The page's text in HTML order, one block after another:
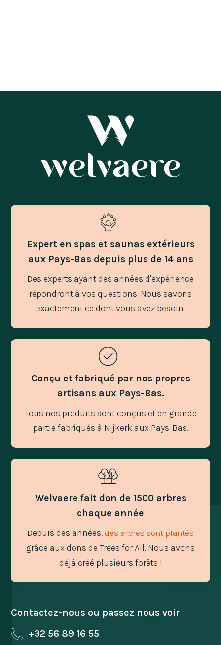
Expert en spas et saunas extérieurs
aux Pays-Bas depuis plus de 14 ans
Des experts ayant des années d'expérience
répondront à vos questions. Nous savons
exactement ce dont vous avez besoin.
Conçu et fabriqué par nos propres
artisans aux Pays-Bas.
Tous nos produits sont conçus et en grande
partie fabriqués à Nijkerk aux Pays-Bas.
Welvaere fait don de 1500 arbres
chaque année
Depuis des années, des arbres sont plantés
grâce aux dons de Trees for All. Nous avons
déjà créé plusieurs forêts !
Contactez-nous ou passez nous voir
+32 56 89 16 55